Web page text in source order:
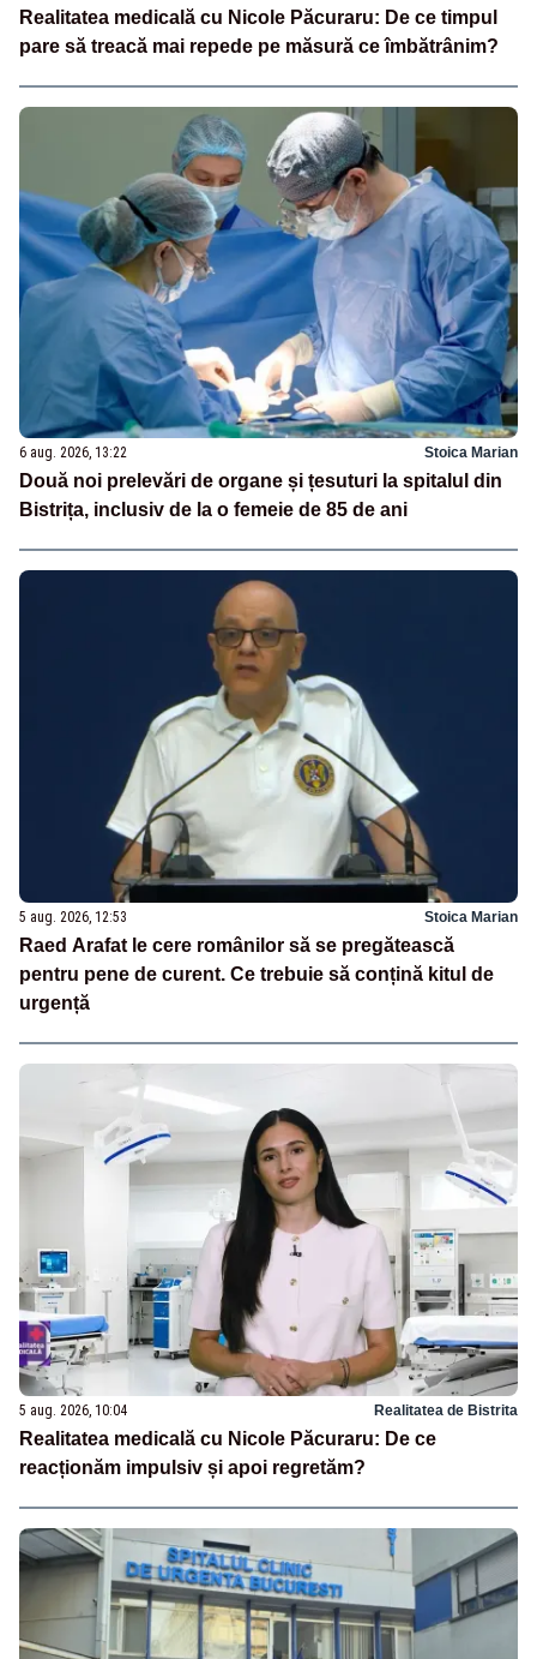
Realitatea medicală cu Nicole Păcuraru: De ce timpul
pare să treacă mai repede pe măsură ce îmbătrânim?
6 aug. 2026, 13:22 Stoica Marian
Două noi prelevări de organe și țesuturi la spitalul din
Bistrița, inclusiv de la o femeie de 85 de ani
5 aug. 2026, 12:53 Stoica Marian
Raed Arafat le cere românilor să se pregătească
pentru pene de curent. Ce trebuie să conțină kitul de
urgență
5 aug. 2026, 10:04 Realitatea de Bistrita
Realitatea medicală cu Nicole Păcuraru: De ce
reacționăm impulsiv și apoi regretăm?